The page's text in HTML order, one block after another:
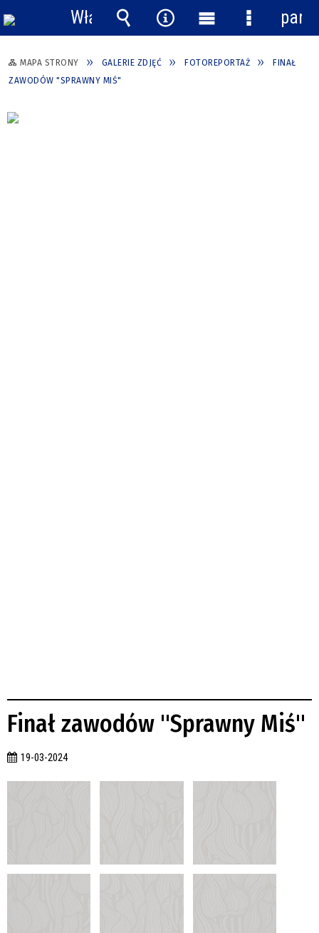
MAPA STRONY GALERIE ZDJĘĆ FOTOREPORTAŻ
FINAŁ
ZAWODÓW "SPRAWNY MIŚ"
Finał zawodów "Sprawny Miś"
19-03-2024
Włącz
powiadomienia
Wyszukiwarka
Narzędzia
Menu
główne
Menu
panel